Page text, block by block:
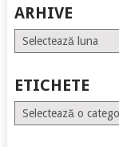
ARHIVE
Arhive
ETICHETE
Etichete